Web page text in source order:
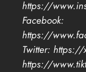
https://
Facebook:
https://
Twitter:
https://